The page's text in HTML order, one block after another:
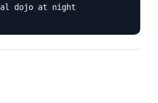
dojo at night